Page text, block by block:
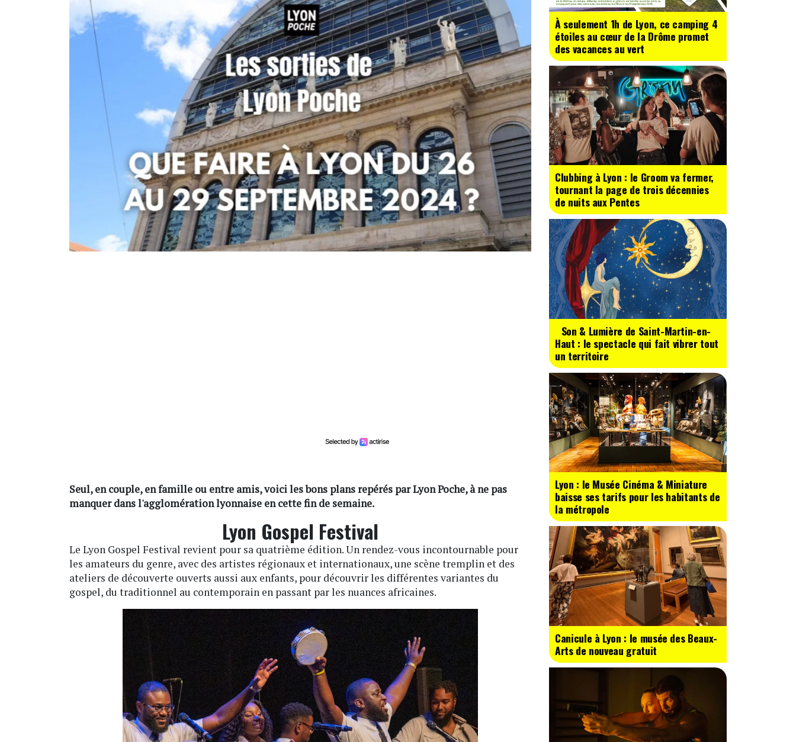
Seul, en couple, en famille ou entre amis, voici les bons plans repérés par Lyon Poche, à ne pas
manquer dans l'agglomération lyonnaise en cette fin de semaine.
Lyon Gospel Festival
Le Lyon Gospel Festival revient pour sa quatrième édition. Un rendez-vous incontournable pour
les amateurs du genre, avec des artistes régionaux et internationaux, une scène tremplin et des
ateliers de découverte ouverts aussi aux enfants, pour découvrir les différentes variantes du
gospel, du traditionnel au contemporain en passant par les nuances africaines.
À seulement 1h de Lyon, ce camping 4
étoiles au cœur de la Drôme promet
des vacances au vert
Clubbing à Lyon : le Groom va fermer,
tournant la page de trois décennies
de nuits aux Pentes
Son & Lumière de Saint-Martin-en-
Haut : le spectacle qui fait vibrer tout
un territoire
Lyon : le Musée Cinéma & Miniature
baisse ses tarifs pour les habitants de
la métropole
Canicule à Lyon : le musée des Beaux-
Arts de nouveau gratuit